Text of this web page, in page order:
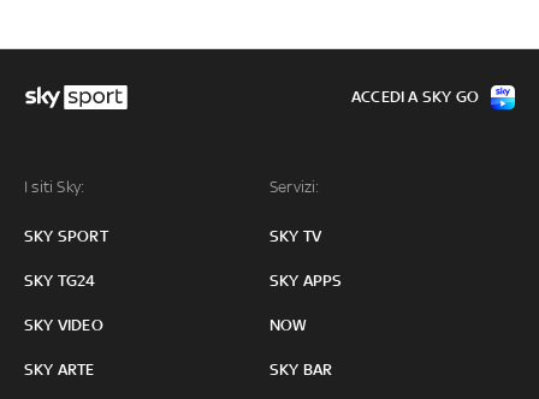
I siti Sky:
SKY SPORT
SKY TG24
SKY VIDEO
SKY ARTE
Servizi:
SKY TV
SKY APPS
NOW
SKY BAR
ACCEDI A SKY GO